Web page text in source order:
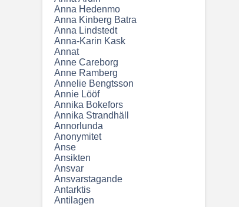
Anna Hedenmo
Anna Kinberg Batra
Anna Lindstedt
Anna-Karin Kask
Annat
Anne Careborg
Anne Ramberg
Annelie Bengtsson
Annie Lööf
Annika Bokefors
Annika Strandhäll
Annorlunda
Anonymitet
Anse
Ansikten
Ansvar
Ansvarstagande
Antarktis
Antilagen